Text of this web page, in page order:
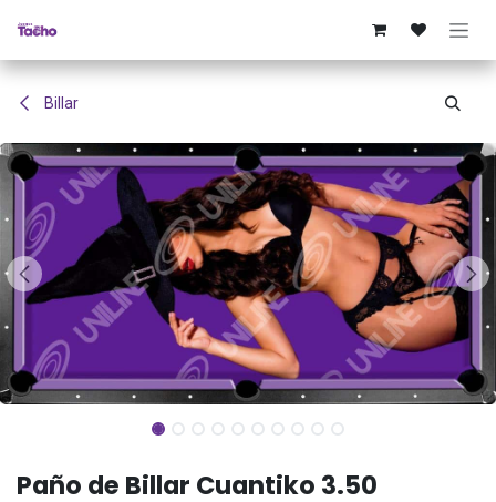
Billar
Paño de Billar Cuantiko 3.50